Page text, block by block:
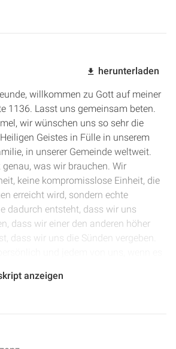
herunterladen
willkommen zu Gott auf meiner
1136. Lasst uns gemeinsam beten.
wir wünschen uns so sehr die
Geistes in Fülle in unserem
in unserer Gemeinde weltweit.
was wir brauchen. Wir
keine kompromisslose Einheit, die
erreicht wird, sondern echte
dadurch entsteht, dass wir uns
dass wir einer den anderen höher
dass wir uns die Sünden vergeben.
alles tun, um Einigkeit, um Einheit zu
anzeigen